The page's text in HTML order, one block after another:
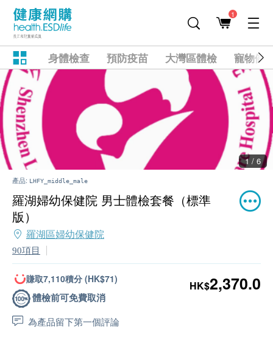
1
身體檢查 預防疫苗 大灣區體檢 寵物健
1 / 6
產品: LHFY_middle_male
羅湖婦幼保健院 男士體檢套餐（標準
版）
羅湖區婦幼保健院
90項目
賺取7,110積分 (HK$71)
體檢前可免費取消
為產品留下第一個評論
HK$2,370.0